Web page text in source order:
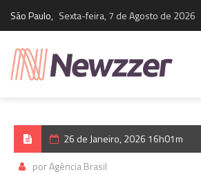
São Paulo, Sexta-feira, 7 de Agosto de 2026
26 de Janeiro, 2026 16h01m
por Agência Brasil